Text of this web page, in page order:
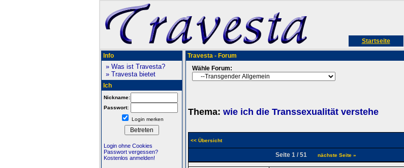
Startseite
Info
» Was ist Travesta?
» Travesta bietet
Ich
Nickname:
Passwort:
Login merken
Login ohne Cookies
Passwort vergessen?
Kostenlos anmelden!
Travesta - Forum
Wähle Forum:
Thema: wie ich die Transsexualität verstehe
<< Übersicht
Seite 1 / 51 nächste Seite »